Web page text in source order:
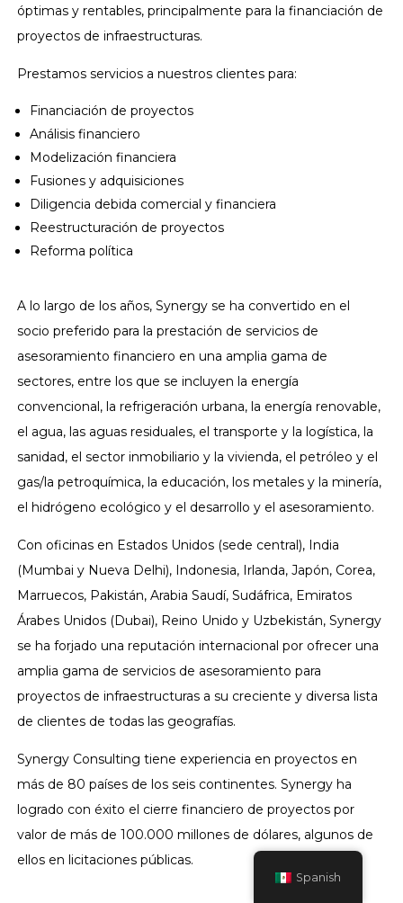
óptimas y rentables, principalmente para la financiación de
proyectos de infraestructuras.
Prestamos servicios a nuestros clientes para:
Financiación de proyectos
Análisis financiero
Modelización financiera
Fusiones y adquisiciones
Diligencia debida comercial y financiera
Reestructuración de proyectos
Reforma política
A lo largo de los años, Synergy se ha convertido en el
socio preferido para la prestación de servicios de
asesoramiento financiero en una amplia gama de
sectores, entre los que se incluyen la energía
convencional, la refrigeración urbana, la energía renovable,
el agua, las aguas residuales, el transporte y la logística, la
sanidad, el sector inmobiliario y la vivienda, el petróleo y el
gas/la petroquímica, la educación, los metales y la minería,
el hidrógeno ecológico y el desarrollo y el asesoramiento.
Con oficinas en Estados Unidos (sede central), India
(Mumbai y Nueva Delhi), Indonesia, Irlanda, Japón, Corea,
Marruecos, Pakistán, Arabia Saudí, Sudáfrica, Emiratos
Árabes Unidos (Dubai), Reino Unido y Uzbekistán, Synergy
se ha forjado una reputación internacional por ofrecer una
amplia gama de servicios de asesoramiento para
proyectos de infraestructuras a su creciente y diversa lista
de clientes de todas las geografías.
Synergy Consulting tiene experiencia en proyectos en
más de 80 países de los seis continentes. Synergy ha
logrado con éxito el cierre financiero de proyectos por
valor de más de 100.000 millones de dólares, algunos de
ellos en licitaciones públicas.
Spanish